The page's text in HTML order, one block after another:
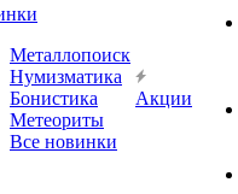
Металлопоиск
Нумизматика
Бонистика
Метеориты
Все новинки
Акции